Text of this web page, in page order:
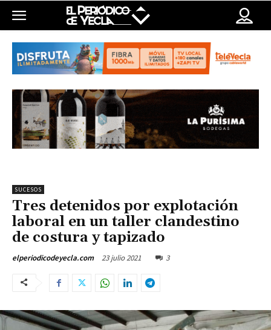
SUCESOS
Tres detenidos por explotación
laboral en un taller clandestino
de costura y tapizado
elperiodicodeyecla.com 23 julio 2021 3